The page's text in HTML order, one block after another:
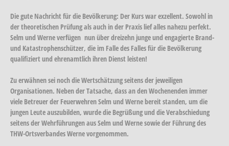
Die gute Nachricht für die Bevölkerung: Der Kurs war exzellent. Sowohl in
der theoretischen Prüfung als auch in der Praxis lief alles nahezu perfekt.
Selm und Werne verfügen nun über dreizehn junge und engagierte Brand-
und Katastrophenschützer, die im Falle des Falles für die Bevölkerung
qualifiziert und ehrenamtlich ihren Dienst leisten!
Zu erwähnen sei noch die Wertschätzung seitens der jeweiligen
Organisationen. Neben der Tatsache, dass an den Wochenenden immer
viele Betreuer der Feuerwehren Selm und Werne bereit standen, um die
jungen Leute auszubilden, wurde die Begrüßung und die Verabschiedung
seitens der Wehrführungen aus Selm und Werne sowie der Führung des
THW-Ortsverbandes Werne vorgenommen.